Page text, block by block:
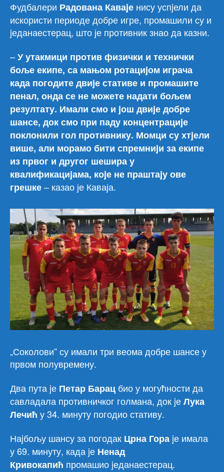
Фудбалери Радована Каваjе нису успjели да
искористи периоде добре игре, промашили су и
jеданаестерац, што је противник знао да казни.
–У утакмици против физички и технички
боље екипе, са мањом ротациjом играча
када погодите двиjе стативе и промашите
пенал, онда се не можете надати бољем
резултату. Имали смо и jош двиjе добре
шансе, док смо при паду концентрациjе
поклонили гол противнику. Момци су хтjели
више, али морамо бити спремниjи за екипе
из првог и другог шешира у
квалификациjама, коjе не праштаjу ове
грешке– казао је Каваја.
„Соколови” су имали три веома добре шансе у
првом полувремену.
Два пута jе Петар Барац био у могућности да
савладала противничког голмана, док jеЛука
Лечић у 34. минуту погодио стативу.
Наjбољу шансу за погодак Црна Гора jе имала
у 69. минуту, када jе Ненад
Кривокапић промашио jеданаестерац.